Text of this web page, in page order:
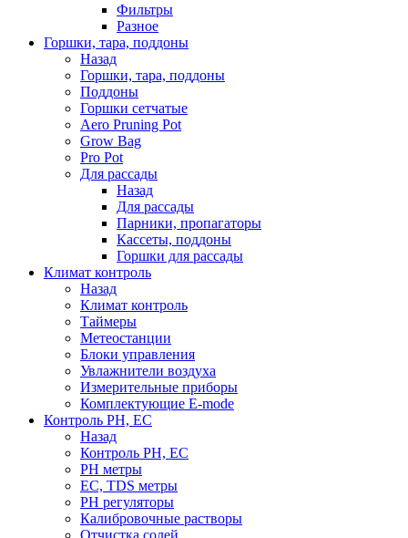
Фильтры
Разное
Горшки, тара, поддоны
Назад
Горшки, тара, поддоны
Поддоны
Горшки сетчатые
Aero Pruning Pot
Grow Bag
Pro Pot
Для рассады
Назад
Для рассады
Парники, пропагаторы
Кассеты, поддоны
Горшки для рассады
Климат контроль
Назад
Климат контроль
Таймеры
Метеостанции
Блоки управления
Увлажнители воздуха
Измерительные приборы
Комплектующие E-mode
Контроль PH, EC
Назад
Контроль PH, EC
PH метры
EC, TDS метры
PH регуляторы
Калибровочные растворы
Отчистка солей